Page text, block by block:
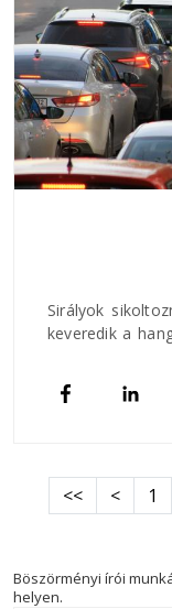
Sirályok
keveredik a
Oldalszámozás
Első oldal
<< Előző
< 1
Böszörményi írói
helyen.